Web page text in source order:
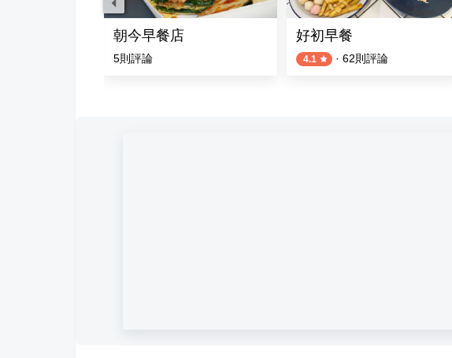
朝今早餐店
5則評論
好初早餐
4.1 · 62則評論